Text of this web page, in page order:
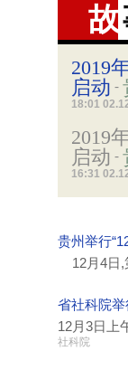
故
2019
启动 -
18:01
2019
启动 -
16:31
贵州举行
12月4日,
省社科院
12月3日上
社科院